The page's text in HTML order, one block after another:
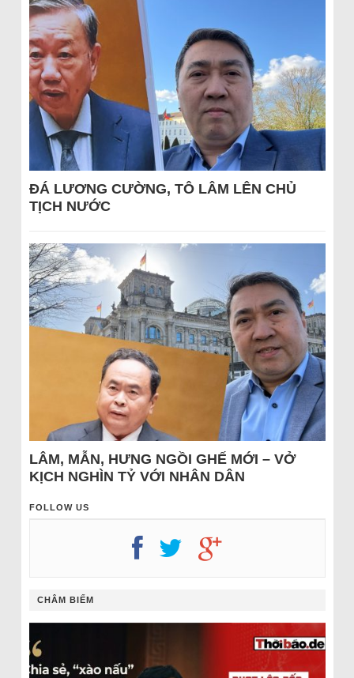
ĐÁ LƯƠNG CƯỜNG, TÔ LÂM LÊN CHỦ
TỊCH NƯỚC
LÂM, MẪN, HƯNG NGỒI GHẾ MỚI – VỞ
KỊCH NGHÌN TỶ VỚI NHÂN DÂN
FOLLOW US
CHÂM BIẾM